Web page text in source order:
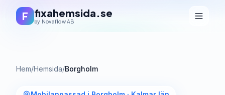
F fixahemsida.se
by Novaflow AB
Hem/Hemsida/Borgholm